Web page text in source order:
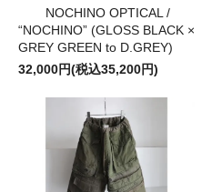
NOCHINO OPTICAL /
“NOCHINO” (GLOSS BLACK ×
GREY GREEN to D.GREY)
32,000円(税込35,200円)